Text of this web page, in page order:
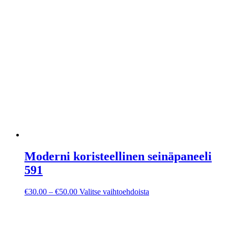
Moderni koristeellinen seinäpaneeli
591
€30.00 – €50.00Hintaluokka:
Valitse vaihtoehdoista